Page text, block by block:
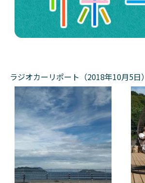
ラジオカーリポート（2018年10月5日）